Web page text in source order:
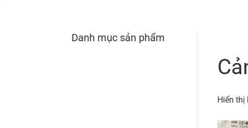
Hiển thị
Danh mục sản phẩm